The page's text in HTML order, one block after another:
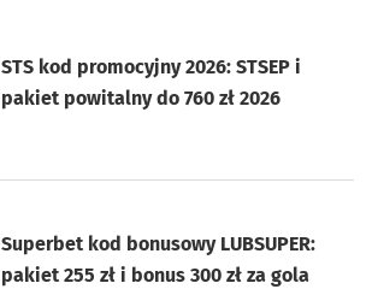
STS kod promocyjny 2026: STSEP i
pakiet powitalny do 760 zł 2026
Superbet kod bonusowy LUBSUPER:
pakiet 255 zł i bonus 300 zł za gola